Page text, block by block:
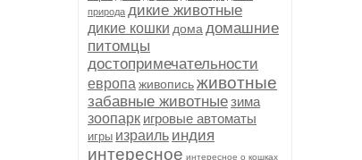
природа дикие животные
дикие кошки дома домашние
питомцы
достопримечательности
европа живописьживотные
забавные животныезима
зоопарк игровые автоматы
игры израиль индия
интересное интересное о кошках